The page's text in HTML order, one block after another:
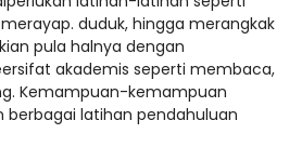
duduk, hingga merangkak
pula halnya dengan
akademis seperti membaca,
Kemampuan-kemampuan
latihan pendahuluan